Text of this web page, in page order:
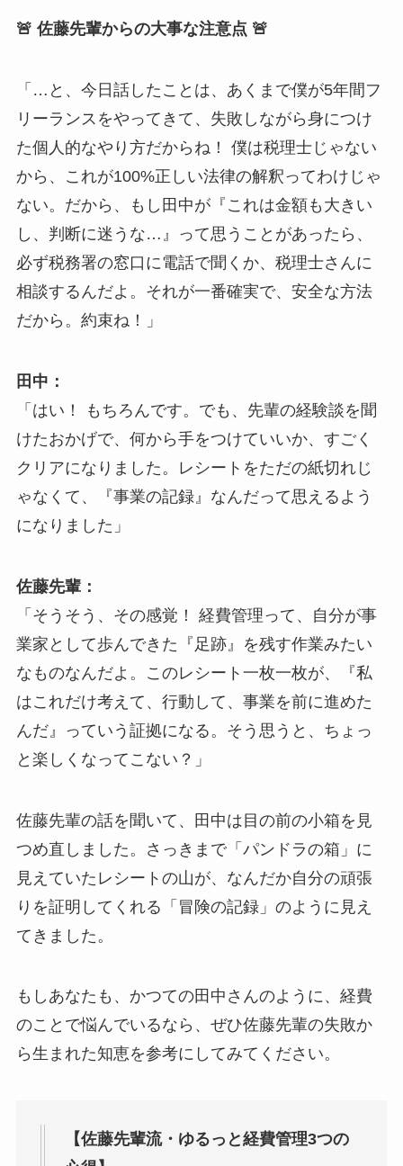
🚨 佐藤先輩からの大事な注意点 🚨
「…と、今日話したことは、あくまで僕が5年間フ
リーランスをやってきて、失敗しながら身につけ
た個人的なやり方だからね！ 僕は税理士じゃない
から、これが100%正しい法律の解釈ってわけじゃ
ない。だから、もし田中が『これは金額も大きい
し、判断に迷うな…』って思うことがあったら、
必ず税務署の窓口に電話で聞くか、税理士さんに
相談するんだよ。それが一番確実で、安全な方法
だから。約束ね！」
田中：
「はい！ もちろんです。でも、先輩の経験談を聞
けたおかげで、何から手をつけていいか、すごく
クリアになりました。レシートをただの紙切れじ
ゃなくて、『事業の記録』なんだって思えるよう
になりました」
佐藤先輩：
「そうそう、その感覚！ 経費管理って、自分が事
業家として歩んできた『足跡』を残す作業みたい
なものなんだよ。このレシート一枚一枚が、『私
はこれだけ考えて、行動して、事業を前に進めた
んだ』っていう証拠になる。そう思うと、ちょっ
と楽しくなってこない？」
佐藤先輩の話を聞いて、田中は目の前の小箱を見
つめ直しました。さっきまで「パンドラの箱」に
見えていたレシートの山が、なんだか自分の頑張
りを証明してくれる「冒険の記録」のように見え
てきました。
もしあなたも、かつての田中さんのように、経費
のことで悩んでいるなら、ぜひ佐藤先輩の失敗か
ら生まれた知恵を参考にしてみてください。
【佐藤先輩流・ゆるっと経費管理3つの